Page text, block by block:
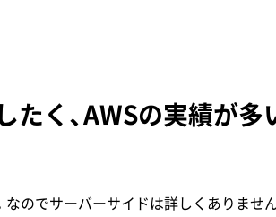
たく、AWSの実績が
のでサーバーサイドは詳しくありませ